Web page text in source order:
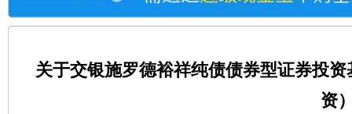
关于交银施罗德裕祥纯债债券型证券投
资